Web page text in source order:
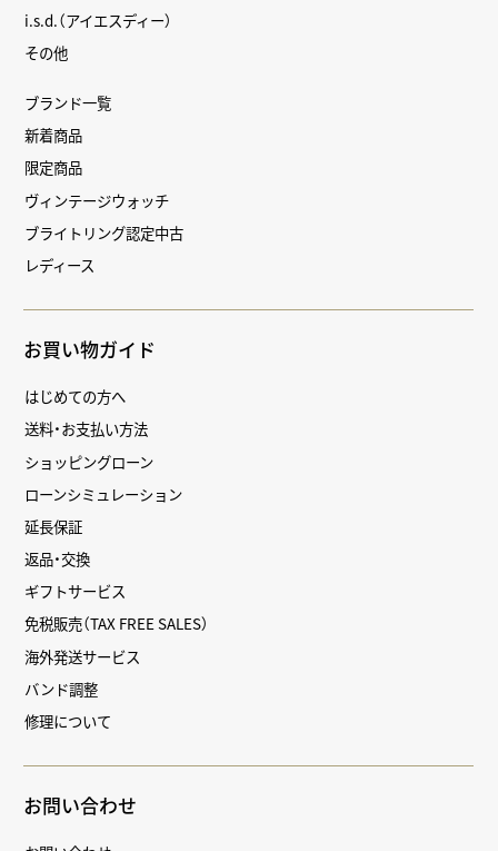
i.s.d.（アイエスディー）
その他
ブランド一覧
新着商品
限定商品
ヴィンテージウォッチ
ブライトリング認定中古
レディース
お買い物ガイド
はじめての方へ
送料・お支払い方法
ショッピングローン
ローンシミュレーション
延長保証
返品・交換
ギフトサービス
免税販売（TAX FREE SALES）
海外発送サービス
バンド調整
修理について
お問い合わせ